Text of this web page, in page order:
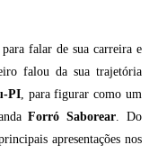
falar de sua carreira e
falou da sua trajetória
PI, para figurar como um
Forró Saborear. Do
apresentações nos